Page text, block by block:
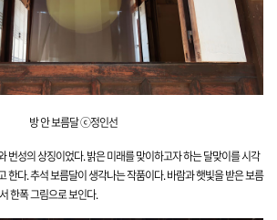
방 안 보름달 ⓒ정인선
번성의 상징이었다. 밝은 미래를 맞이하고자 하는 달맞이를 시각
한다. 추석 보름달이 생각나는 작품이다. 바람과 햇빛을 받은 보름
한폭 그림으로 보인다.